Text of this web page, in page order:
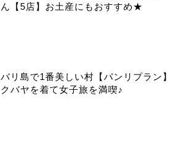
ん【5店】お土産にもおすすめ★
バリ島で1番美しい村【パンリプラン】
クバヤを着て女子旅を満喫♪